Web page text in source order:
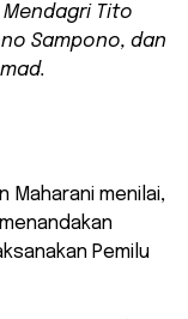
Mendagri Tito
Sampono, dan
Maharani menilai,
Pemilu